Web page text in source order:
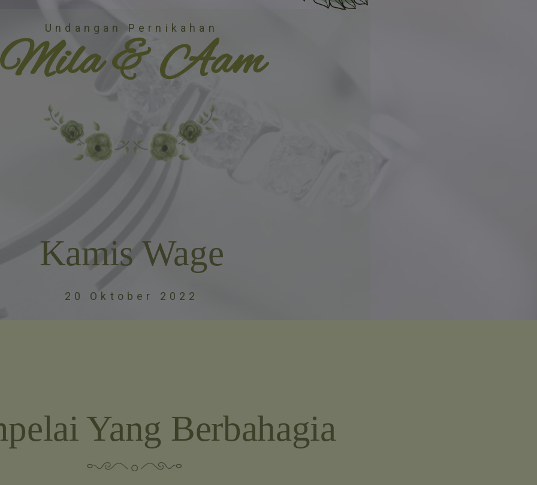
Undangan Pernikahan
& Aam
Kamis Wage
20 Oktober 2022
Yang Berbahagia